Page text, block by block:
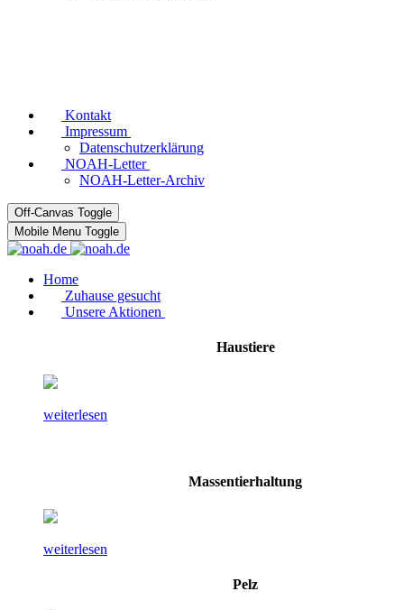
Kontakt
Impressum
Datenschutzerklärung
NOAH-Letter
NOAH-Letter-Archiv
Off-Canvas Toggle
Mobile Menu Toggle
Home
Zuhause gesucht
Unsere Aktionen
Haustiere
weiterlesen
Massentierhaltung
weiterlesen
Pelz